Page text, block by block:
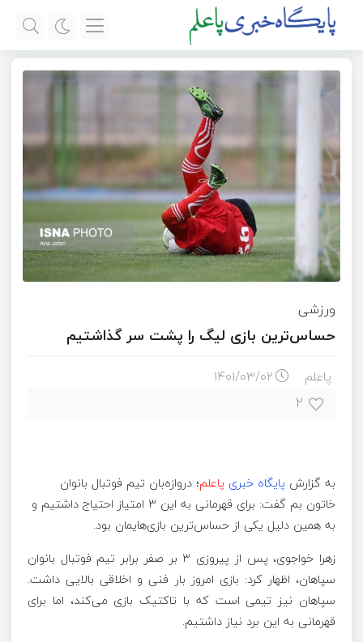
ورزشی
حساس‌ترین بازی لیگ را پشت سر گذاشتیم
پاعلم ۱۴۰۱/۰۳/۰۲
۲
به گزارش پایگاه خبری پاعلم؛ دروازه‌بان تیم فوتبال بانوان
خاتون بم گفت: برای قهرمانی به این ۳ امتیاز احتیاج داشتیم و
به همین دلیل یکی از حساس‌ترین بازی‌هایمان بود.
زهرا خواجوی، پس از پیروزی ۳ بر صفر برابر تیم فوتبال بانوان
سپاهان، اظهار کرد: بازی امروز بار فنی و اخلاقی بالایی داشت.
سپاهان نیز تیمی است که با تاکتیک بازی می‌کند، اما برای
قهرمانی به این برد نیاز داشتیم.